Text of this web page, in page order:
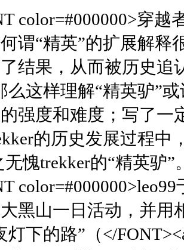
color=#000000>穿
谓“精英”的扩展解释
结果，从而被历史
么这样理解“精英驴”
强度和难度；写了一
的历史发展过程中
无愧trekker的“精英驴”
黑山一日活动，并用
灯下的路”（</